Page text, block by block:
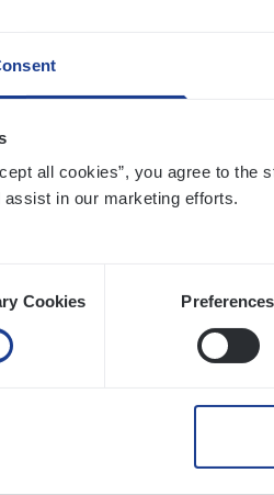
all cookies”, you agree to the
assist in our marketing efforts.
Cookies Preferences